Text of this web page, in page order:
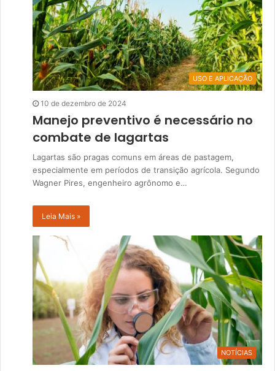
USO E APLICAÇÃO
10 de dezembro de 2024
Manejo preventivo é necessário no
combate de lagartas
Lagartas são pragas comuns em áreas de pastagem,
especialmente em períodos de transição agrícola. Segundo
Wagner Pires, engenheiro agrônomo e…
Leia Mais »
NOTÍCIAS